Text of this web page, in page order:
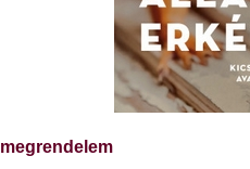
megrendelem